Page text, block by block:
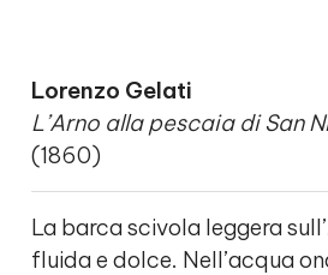
Lorenzo Gelati
L’Arno alla pescaia di San
(1860)
La barca scivola leggera
fluida e dolce. Nell’acqua